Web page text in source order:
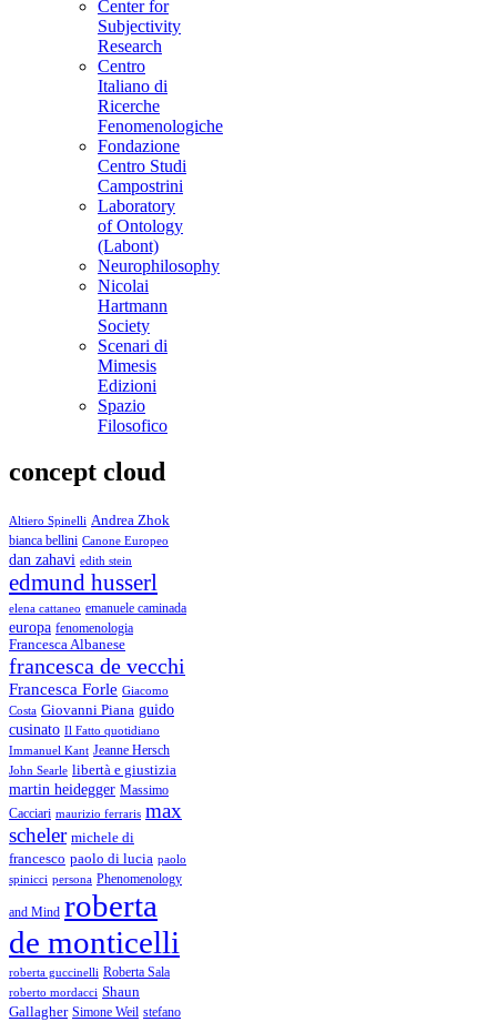
Center for
Subjectivity
Research
Centro
Italiano di
Ricerche
Fenomenologiche
Fondazione
Centro Studi
Campostrini
Laboratory
of Ontology
(Labont)
Neurophilosophy
Nicolai
Hartmann
Society
Scenari di
Mimesis
Edizioni
Spazio
Filosofico
concept cloud
Altiero Spinelli Andrea Zhok
bianca bellini Canone Europeo
dan zahavi edith stein
edmund husserl
elena cattaneo emanuele caminada
europa fenomenologia
Francesca Albanese
francesca de vecchi
Francesca Forle Giacomo
Costa Giovanni Piana guido
cusinato Il Fatto quotidiano
Immanuel Kant Jeanne Hersch
John Searle libertà e giustizia
martin heidegger Massimo
Cacciari maurizio ferraris max
scheler michele di
francesco paolo di lucia paolo
spinicci persona Phenomenology
and Mind roberta
de monticelli
roberta guccinelli Roberta Sala
roberto mordacci Shaun
Gallagher Simone Weil stefano